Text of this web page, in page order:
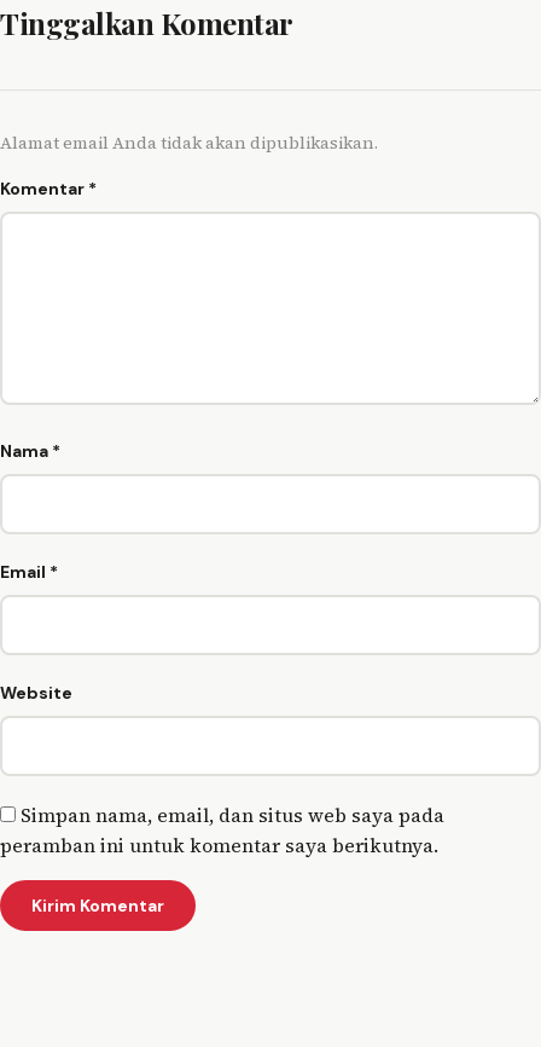
Tinggalkan Komentar
Alamat email Anda tidak akan dipublikasikan.
Komentar *
Nama *
Email *
Website
Simpan nama, email, dan situs web saya pada
peramban ini untuk komentar saya berikutnya.